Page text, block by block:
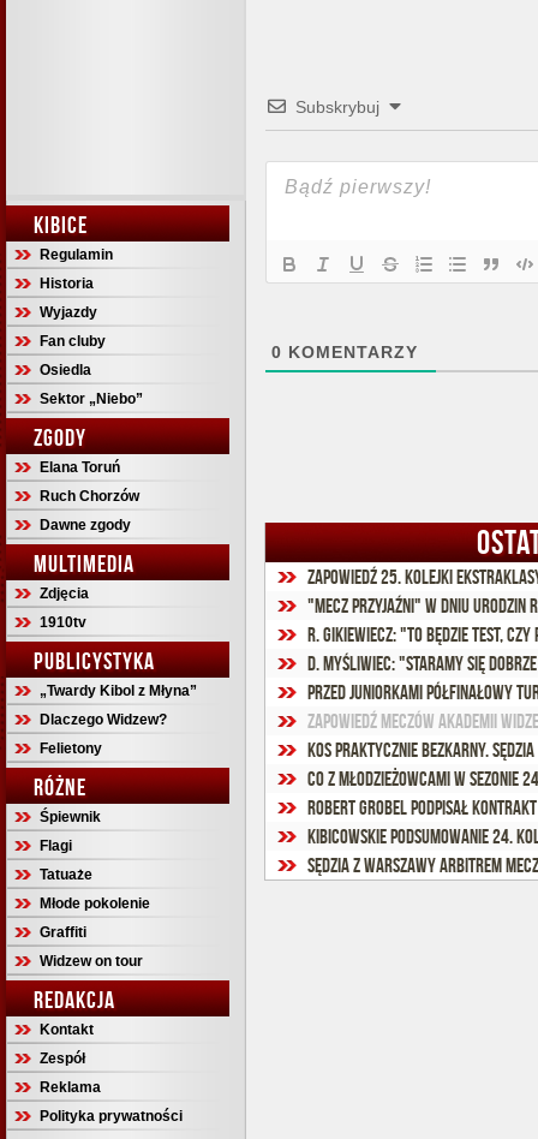
KIBICE
Regulamin
Historia
Wyjazdy
Fan cluby
Osiedla
Sektor „Niebo”
ZGODY
Elana Toruń
Ruch Chorzów
Dawne zgody
MULTIMEDIA
Zdjęcia
1910tv
PUBLICYSTYKA
„Twardy Kibol z Młyna”
Dlaczego Widzew?
Felietony
RÓŻNE
Śpiewnik
Flagi
Tatuaże
Młode pokolenie
Graffiti
Widzew on tour
REDAKCJA
Kontakt
Zespół
Reklama
Polityka prywatności
Subskrybuj
0 KOMENTARZY
Zapowiedź 25. kolejki
"Mecz przyjaźni" w dniu urodzin
D. Myśliwiec: "Staramy się
Przed juniorkami półfinałowy
Zapowiedź meczów Akademii
Kos praktycznie bezkarny.
Co z młodzieżowcami w sezonie
Robert Grobel podpisał kontrakt
Kibicowskie podsumowanie 24.
Sędzia z Warszawy arbitrem